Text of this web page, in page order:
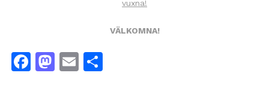
vuxna!
VÄLKOMNA!
Facebook
Mastodon
Email